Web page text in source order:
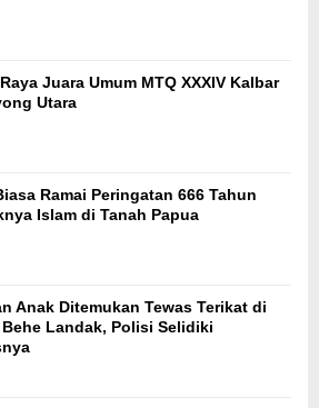
Juara Umum MTQ XXXIV Kalbar
Utara
Ramai Peringatan 666 Tahun
Islam di Tanah Papua
Anak Ditemukan Tewas Terikat di
Behe Landak, Polisi Selidiki